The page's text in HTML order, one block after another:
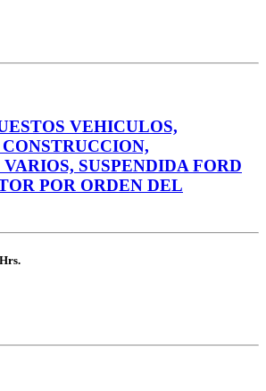
VEHICULOS,
SUSPENDIDA FORD
POR ORDEN DEL